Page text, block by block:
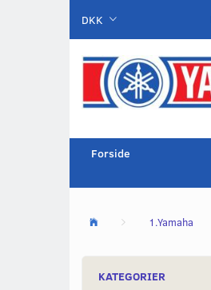
DKK
Forside
1.Yamaha
KATEGORIER